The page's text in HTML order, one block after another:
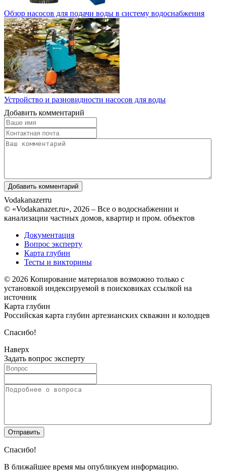
Обзор насосов для подачи воды в систему водоснабжения
Устройство и разновидности насосов для воды
Добавить комментарий
Vodakanazerru
© «Vodakanazer.ru», 2026 – Все о водоснабжении и
канализации частных домов, квартир и пром. объектов
Документация
Вопрос эксперту
Карта глубин
Тесты и викторины
© 2026 Копирование материалов возможно только с
установкой индексируемой в поисковиках ссылкой на
источник
Карта глубин
Российская карта глубин артезианских скважин и колодцев
Спасибо!
Наверх
Задать вопрос эксперту
Спасибо!
В ближайшее время мы опубликуем информацию.